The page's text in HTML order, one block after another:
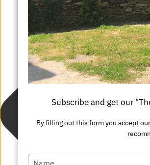
Camino,
Escriba
su
nombre
Escriba
correo
electrónicoSubscribe and get our
By filling out this form you accept
Escriba